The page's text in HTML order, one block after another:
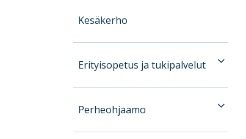
Kesäkerho
Erityisopetus ja tukipalvelut
Perheohjaamo